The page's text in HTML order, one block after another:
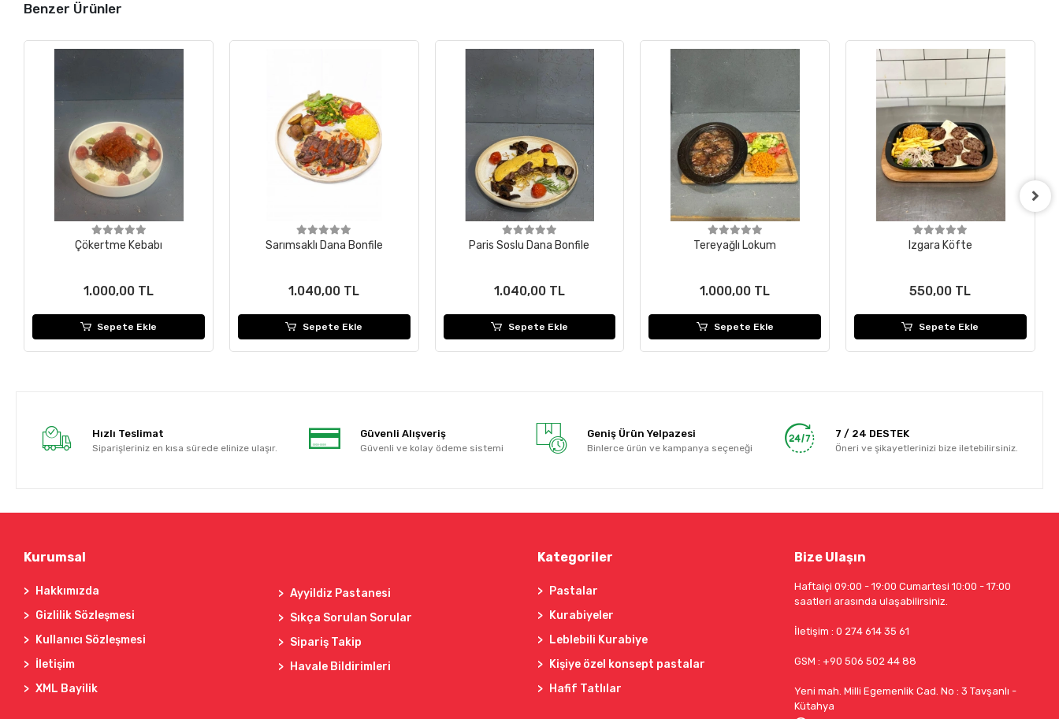
Benzer Ürünler
Çökertme Kebabı
1.000,00 TL
Sepete Ekle
Sarımsaklı Dana Bonfile
1.040,00 TL
Sepete Ekle
Paris Soslu Dana Bonfile
1.040,00 TL
Sepete Ekle
Tereyağlı Lokum
1.000,00 TL
Sepete Ekle
Izgara Köfte
550,00 TL
Sepete Ekle
Hızlı Teslimat
Siparişleriniz en kısa sürede elinize ulaşır.
Güvenli Alışveriş
Güvenli ve kolay ödeme sistemi
Geniş Ürün Yelpazesi
Binlerce ürün ve kampanya seçeneği
7 / 24 DESTEK
Öneri ve şikayetlerinizi bize iletebilirsiniz.
Kurumsal
Hakkımızda
Gizlilik Sözleşmesi
Kullanıcı Sözleşmesi
İletişim
XML Bayilik
Ayyildiz Pastanesi
Sıkça Sorulan Sorular
Sipariş Takip
Havale Bildirimleri
Kategoriler
Pastalar
Kurabiyeler
Leblebili Kurabiye
Kişiye özel konsept pastalar
Hafif Tatlılar
Bize Ulaşın
Haftaiçi 09:00 - 19:00 Cumartesi 10:00 - 17:00
saatleri arasında ulaşabilirsiniz.
İletişim : 0 274 614 35 61
GSM : +90 506 502 44 88
Yeni mah. Milli Egemenlik Cad. No : 3 Tavşanlı -
Kütahya